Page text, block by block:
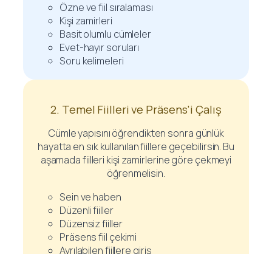
Özne ve fiil sıralaması
Kişi zamirleri
Basit olumlu cümleler
Evet-hayır soruları
Soru kelimeleri
2. Temel Fiilleri ve Präsens’i Çalış
Cümle yapısını öğrendikten sonra günlük
hayatta en sık kullanılan fiillere geçebilirsin. Bu
aşamada fiilleri kişi zamirlerine göre çekmeyi
öğrenmelisin.
Sein ve haben
Düzenli fiiller
Düzensiz fiiller
Präsens fiil çekimi
Ayrılabilen fiillere giriş